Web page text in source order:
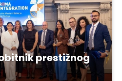
prestižnog